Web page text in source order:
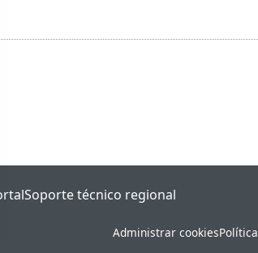
Soporte técnico regional
Administrar cookies